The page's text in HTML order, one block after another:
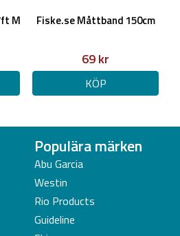
M
Fiske.se Måttband 150cm
69 kr
KÖP
Populära märken
Abu Garcia
Westin
Rio Products
Guideline